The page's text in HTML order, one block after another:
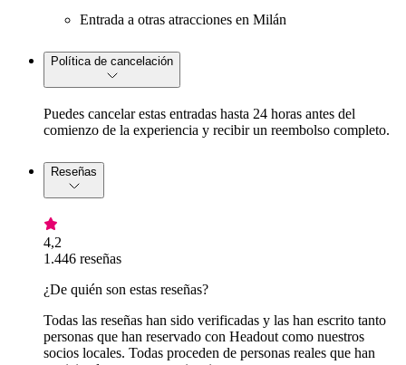
Entrada a otras atracciones en Milán
Política de cancelación
Puedes cancelar estas entradas hasta 24 horas antes del
comienzo de la experiencia y recibir un reembolso completo.
Reseñas
4,2
1.446 reseñas
¿De quién son estas reseñas?
Todas las reseñas han sido verificadas y las han escrito tanto
personas que han reservado con Headout como nuestros
socios locales. Todas proceden de personas reales que han